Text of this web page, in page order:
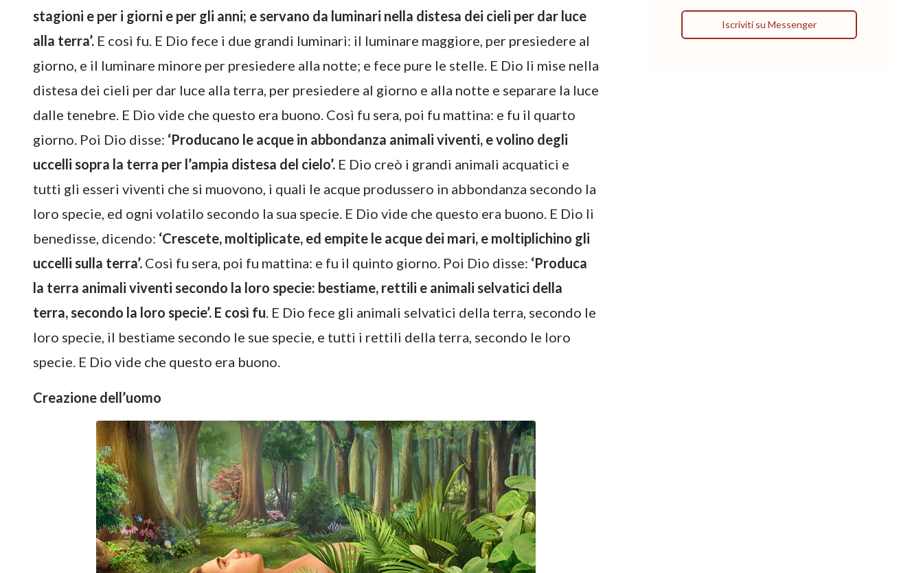
stagioni e per i giorni e per gli anni; e servano da luminari nella distesa dei cieli per dar luce
alla terra’. E così fu. E Dio fece i due grandi luminari: il luminare maggiore, per presiedere al
giorno, e il luminare minore per presiedere alla notte; e fece pure le stelle. E Dio li mise nella
distesa dei cieli per dar luce alla terra, per presiedere al giorno e alla notte e separare la luce
dalle tenebre. E Dio vide che questo era buono. Così fu sera, poi fu mattina: e fu il quarto
giorno. Poi Dio disse: ‘Producano le acque in abbondanza animali viventi, e volino degli
uccelli sopra la terra per l’ampia distesa del cielo’. E Dio creò i grandi animali acquatici e
tutti gli esseri viventi che si muovono, i quali le acque produssero in abbondanza secondo la
loro specie, ed ogni volatilo secondo la sua specie. E Dio vide che questo era buono. E Dio li
benedisse, dicendo: ‘Crescete, moltiplicate, ed empite le acque dei mari, e moltiplichino gli
uccelli sulla terra’. Così fu sera, poi fu mattina: e fu il quinto giorno. Poi Dio disse: ‘Produca
la terra animali viventi secondo la loro specie: bestiame, rettili e animali selvatici della
terra, secondo la loro specie’. E così fu. E Dio fece gli animali selvatici della terra, secondo le
loro specie, il bestiame secondo le sue specie, e tutti i rettili della terra, secondo le loro
specie. E Dio vide che questo era buono.
Creazione dell’uomo
Iscriviti su Messenger